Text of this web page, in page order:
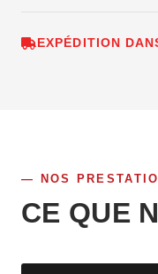
EXPÉDITION
NOS
CE QUE